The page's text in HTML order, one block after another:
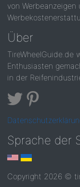
von
Über
TireWheelGuide.de
Enthusiasten
in der
Sprache der
Copyright 2026 ©